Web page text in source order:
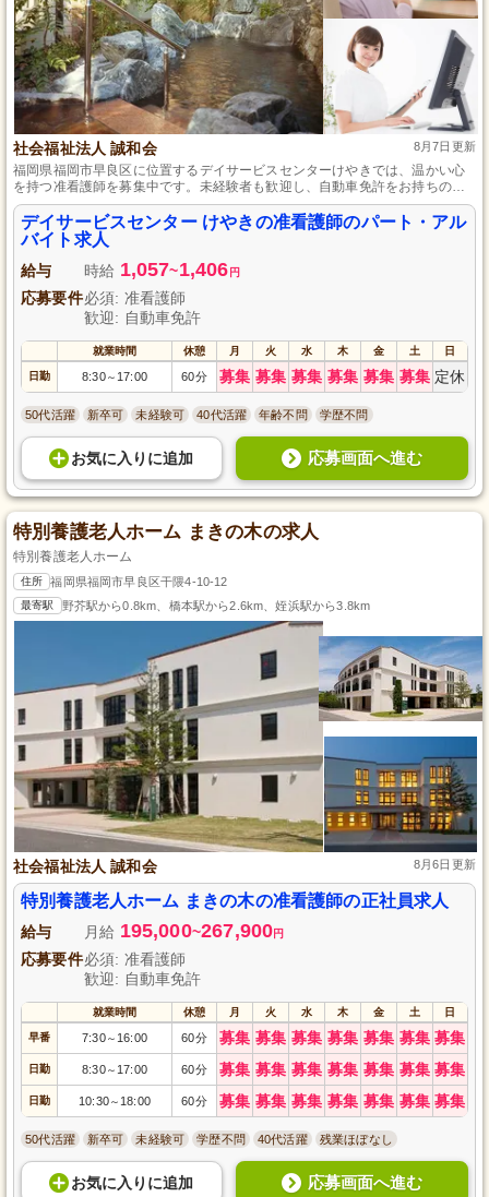
社会福祉法人 誠和会 8月7日更新
福岡県福岡市早良区に位置するデイサービスセンターけやきでは、温かい心
を持つ准看護師を募集中です。未経験者も歓迎し、自動車免許をお持ちの方
はさらに活躍の場が広がります。家庭やプライベートとの両立を図りつつ、
地域に根ざした看護ケアを提供しませんか？社会福祉法人誠和会が運営する
安定した環境で、あなたの専門知識と優しさを活かして利用者様の笑顔を創
出しましょう。
デイサービスセンター けやきの准看護師のパート・アル
バイト求人
給与 時給 1,057~1,406 円
応募要件必須: 准看護師
歓迎: 自動車免許
就業時間 休憩 月 火 水 木 金 土 日
日勤 8:30～ 17:00 60分 募集 募集 募集 募集 募集 募集 定休
50代活躍 新卒可 未経験可 40代活躍 年齢不問 学歴不問
お気に入り に追加 応募画面へ進む
特別養護老人ホーム まきの木の求人
特別養護老人ホーム
住所 福岡県福岡市早良区干隈4-10-12
最寄駅 野芥駅から0.8km、橋本駅から2.6km、姪浜駅から3.8km
社会福祉法人 誠和会 8月6日更新
特別養護老人ホーム まきの木の准看護師の正社員求人
給与 月給 195,000~267,900円
応募要件必須: 准看護師
歓迎: 自動車免許
就業時間 休憩 月 火 水 木 金 土 日
早番 7:30～ 16:00 60分 募集 募集 募集 募集 募集 募集 募集
日勤 8:30～ 17:00 60分 募集 募集 募集 募集 募集 募集 募集
日勤 10:30～ 18:00 60分 募集 募集 募集 募集 募集 募集 募集
50代活躍 新卒可 未経験可 学歴不問 40代活躍 残業ほぼなし
お気に入り に追加 応募画面へ進む